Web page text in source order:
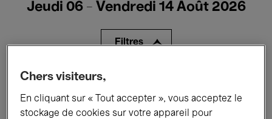
Jeudi 06 - Vendredi 14 Août 2026
Filtres
Tous les événements
Expositions Films Performances
Chers visiteurs,
En cliquant sur « Tout accepter », vous acceptez le
stockage de cookies sur votre appareil pour